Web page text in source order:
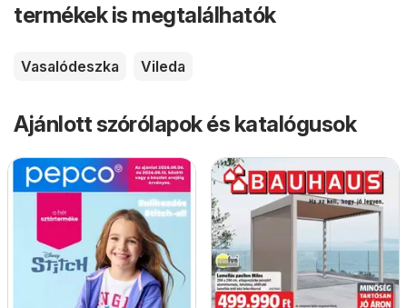
termékek is megtalálhatók
Vasalódeszka Vileda
Ajánlott szórólapok és katalógusok